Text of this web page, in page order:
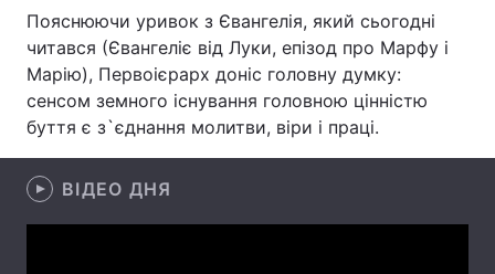
Головна Війна
Україна Політика
Економіка
Пояснюючи уривок з Євангелія, який сьогодні
читався (Євангеліє від Луки, епізод про Марфу і
Марію), Первоієрарх доніс головну думку:
сенсом земного існування головною цінністю
буття є з`єднання молитви, віри і праці.
ВІДЕО ДНЯ